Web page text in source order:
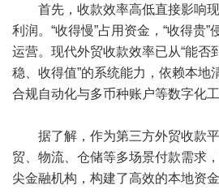
首先，收款效率高低直接影响现
利润。“收得慢”占用资金，“收得贵”
运营‌。现代外贸收款效率已从“能否
稳、收得值‌”的系统能力，依赖本地
合规自动化与多币种账户等数字化工
据了解，作为第三方外贸收款平
贸、物流、仓储等多场景付款需求
尖金融机构，构建了高效的本地资金